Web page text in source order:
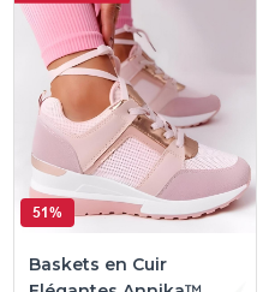
51%
Baskets en Cuir